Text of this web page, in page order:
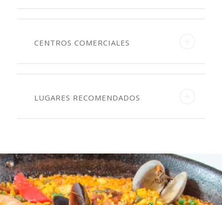
CENTROS COMERCIALES
LUGARES RECOMENDADOS